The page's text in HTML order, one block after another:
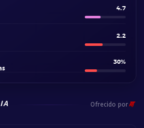
4.7
2.2
30%
Ofrecido por